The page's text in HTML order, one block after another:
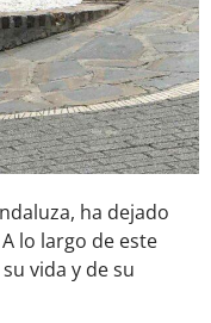
ha dejado
lo largo de este
vida y de su